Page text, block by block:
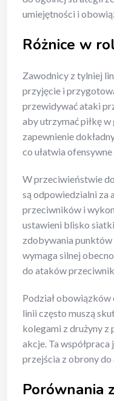
umiejętności i
Różnice w
Zawodnicy z tylniej
przyjęcie i
przewidywać ataki
aby utrzymać piłkę w
zapewnienie
co ułatwia
W przeciwieństwie
są odpowiedzialni za
przeciwników i
ustawieni blisko
zdobywania
wymaga silnej
do ataków
Podział obowiązków
linii często muszą
kolegami z drużyny z
akcje. Ta współpraca
przejścia z obrony do
Porównania